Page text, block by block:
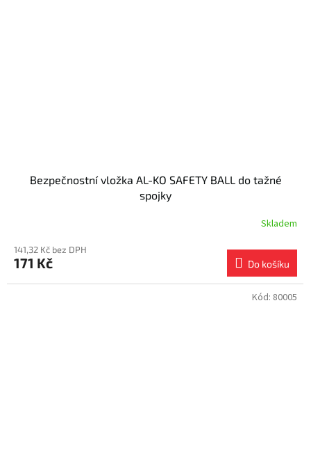
Bezpečnostní vložka AL-KO SAFETY BALL do tažné
spojky
Skladem
141,32 Kč bez DPH
171 Kč Do košíku
Kód: 80005